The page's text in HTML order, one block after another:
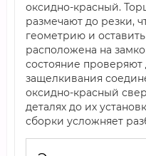
оксидно-красный.
размечают до резки,
геометрию и
расположена на
состояние проверяют
защелкивания
оксидно-красный
деталях до их
сборки усложняет